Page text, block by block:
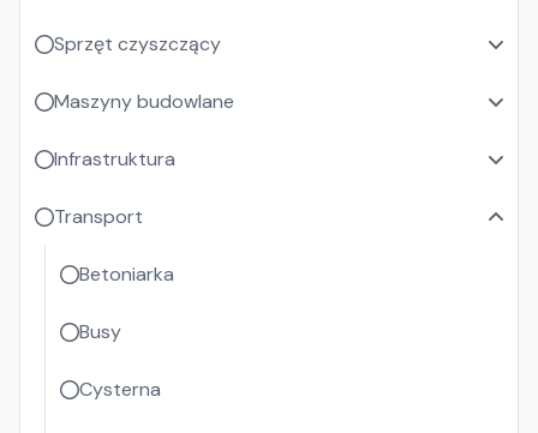
Sprzęt czyszczący
Maszyny budowlane
Infrastruktura
Transport
Betoniarka
Busy
Cysterna